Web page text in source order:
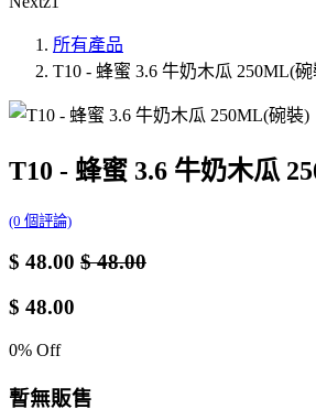
所有產品
T10 - 蜂蜜 3.6 牛奶木瓜 250ML(
T10 - 蜂蜜 3.6 牛奶木瓜
(0 個評論)
$ 48.00 $48.00
$ 48.00
0% Off
暫無販售